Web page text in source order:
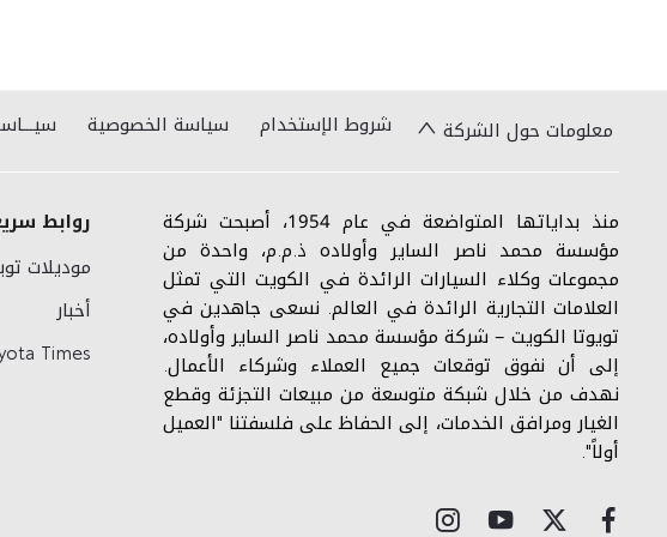
معلومات حول الشركة شروط الإستخدام سياسة الخصوصية
منذ بداياتها المتواضعة في عام 1954، أصبحت شركة
مؤسسة محمد ناصر الساير وأولاده ذ.م.م، واحدة من
مجموعات وكلاء السيارات الرائدة في الكويت التي تمثل
العلامات التجارية الرائدة في العالم. نسعى جاهدين في
تويوتا الكويت – شركة مؤسسة محمد ناصر الساير وأولاده،
إلى أن نفوق توقعات جميع العملاء وشركاء الأعمال.
نهدف من خلال شبكة متوسعة من مبيعات التجزئة وقطع
الغيار ومرافق الخدمات، إلى الحفاظ على فلسفتنا "العميل
أولاً".
روابط
موديلات
أخبار
Times